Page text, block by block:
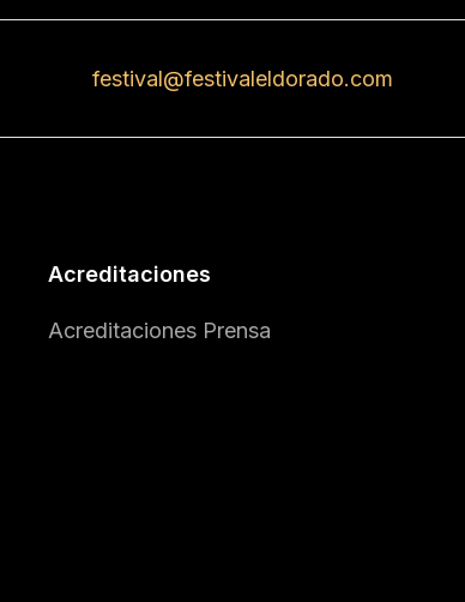
festival@festivaleldorado.com
Acreditaciones
Acreditaciones Prensa